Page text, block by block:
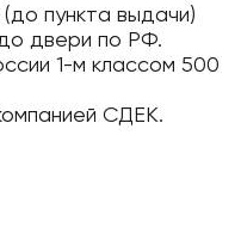
пункта выдачи)
двери по РФ.
1-м классом 500
СДЕК.